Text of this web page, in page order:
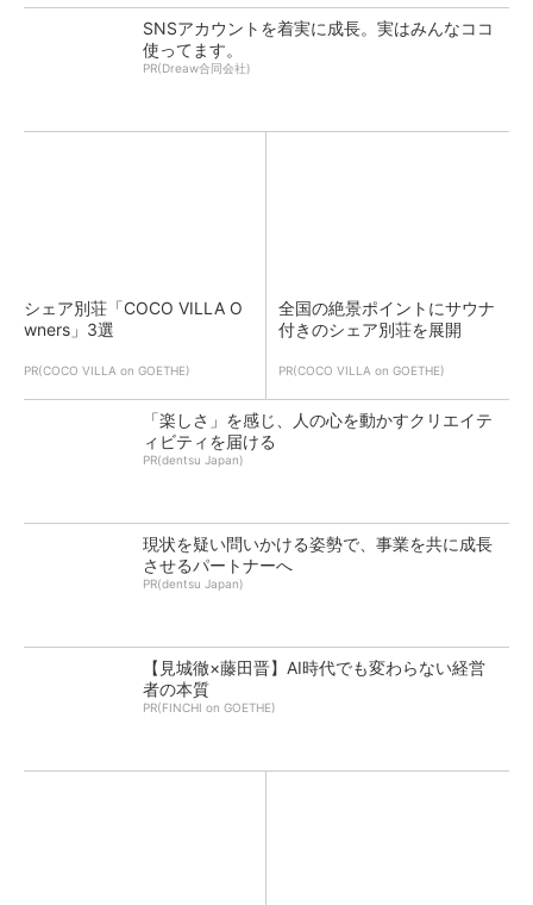
SNSアカウントを着実に成長。実はみんなココ
使ってます。
PR(Dreaw合同会社)
シェア別荘「COCO VILLA O
wners」3選
PR(COCO VILLA on GOETHE)
全国の絶景ポイントにサウナ
付きのシェア別荘を展開
PR(COCO VILLA on GOETHE)
「楽しさ」を感じ、人の心を動かすクリエイテ
ィビティを届ける
PR(dentsu Japan)
現状を疑い問いかける姿勢で、事業を共に成長
させるパートナーへ
PR(dentsu Japan)
【見城徹×藤田晋】AI時代でも変わらない経営
者の本質
PR(FINCHI on GOETHE)